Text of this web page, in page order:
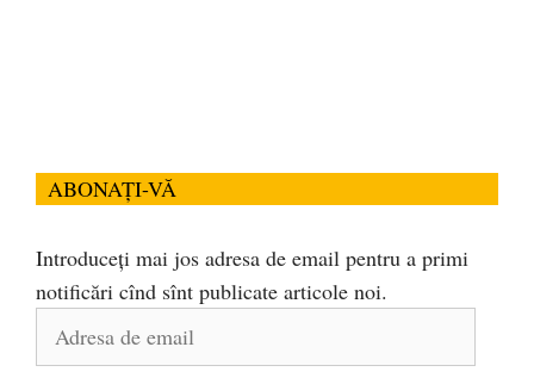
ABONAȚI-VĂ
Introduceți mai jos adresa de email pentru a primi
notificări cînd sînt publicate articole noi.
Adresa